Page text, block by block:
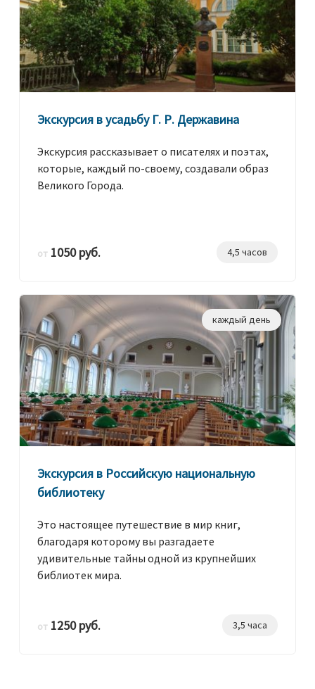
Экскурсия в усадьбу Г. Р. Державина
Экскурсия рассказывает о писателях и поэтах,
которые, каждый по-своему, создавали образ
Великого Города.
от 1050 руб. 4,5 часов
каждый день
Экскурсия в Российскую национальную
библиотеку
Это настоящее путешествие в мир книг,
благодаря которому вы разгадаете
удивительные тайны одной из крупнейших
библиотек мира.
от 1250 руб. 3,5 часа